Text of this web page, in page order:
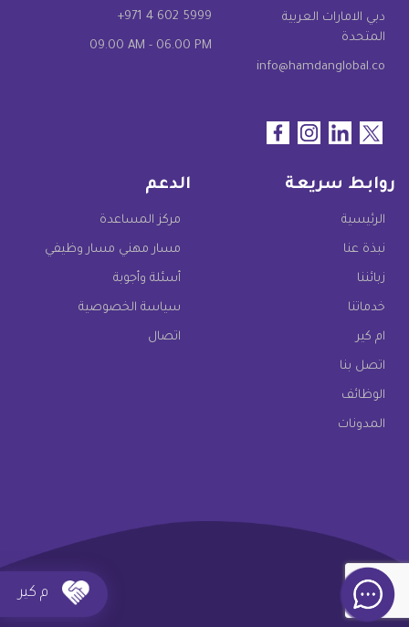
دبي الامارات العربية
المتحدة
info@hamdanglobal.co
+971 4 602 5999
09.00 AM - 06.00 PM
روابط سريعة
الرئيسية
نبذة عنا
زبائننا
خدماتنا
ام كير
اتصل بنا
الوظائف
المدونات
الدعم
مركز المساعدة
مسار مهني مسار وظيفي
أسئلة وأجوبة
سياسة الخصوصية
اتصال
م كير